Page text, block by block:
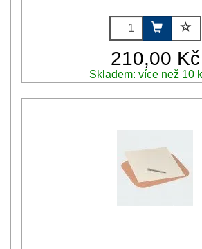
210,00 Kč
Skladem: více než 10